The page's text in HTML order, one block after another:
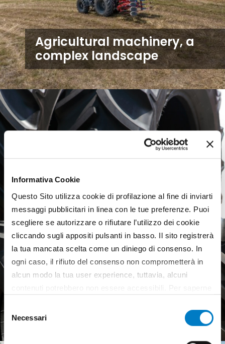
Informativa Cookie
Questo Sito utilizza cookie di profilazione al fine di inviarti
messaggi pubblicitari in linea con le tue preferenze. Puoi
scegliere se autorizzare o rifiutare l’utilizzo dei cookie
cliccando sugli appositi pulsanti in basso. Il sito registrerà
la tua mancata scelta come un diniego di consenso. In
ogni caso, il rifiuto del consenso non comprometterà in
alcun modo la tua user experience, tuttavia, alcuni
all’utilizzo di tutti, o solamente di alcuni di essi, ti
del
consenso
Necessari
Agricultural machinery, a
complex landscape
Agricultural tyres, a weak